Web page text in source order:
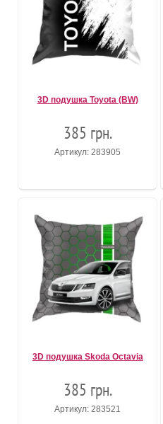
3D подушка Toyota (BW)
385 грн.
Артикул: 283905
3D подушка Skoda Octavia
385 грн.
Артикул: 283521